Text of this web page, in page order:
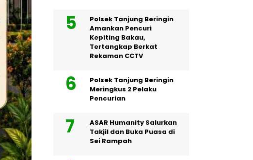
Polsek Tanjung Beringin
Amankan Pencuri
Kepiting Bakau,
Tertangkap Berkat
Rekaman CCTV
Polsek Tanjung Beringin
Meringkus 2 Pelaku
Pencurian
ASAR Humanity Salurkan
Takjil dan Buka Puasa di
Sei Rampah